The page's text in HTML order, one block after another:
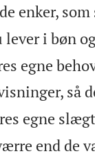
enker,
i bøn
egne
så
egne
end de